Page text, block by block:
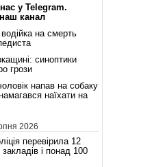
у Telegram.
канал
на смерть
синоптики
грози
напав на собаку
наїхати на
2026
перевірила 12
і понад 100